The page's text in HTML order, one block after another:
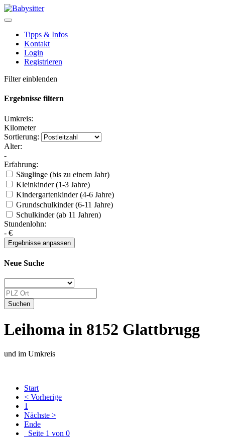
Tipps & Infos
Kontakt
Login
Registrieren
Filter einblenden
Ergebnisse filtern
Umkreis:
Kilometer
Sortierung:
Alter:
-
Erfahrung:
Säuglinge (bis zu einem Jahr)
Kleinkinder (1-3 Jahre)
Kindergartenkinder (4-6 Jahre)
Grundschulkinder (6-11 Jahre)
Schulkinder (ab 11 Jahren)
Stundenlohn:
- €
Neue Suche
Leihoma in 8152 Glattbrugg
und im Umkreis
Start
< Vorherige
1
Nächste >
Ende
Seite 1 von 0